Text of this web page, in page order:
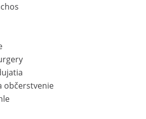
občerstvenie